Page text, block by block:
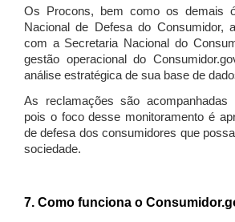
Os Procons, bem como os demais
Nacional de Defesa do Consumidor,
com a Secretaria Nacional do
gestão operacional do
análise estratégica de sua base de
As reclamações são acompanhadas
pois o foco desse monitoramento é
de defesa dos consumidores que
sociedade.
7. Como funciona o